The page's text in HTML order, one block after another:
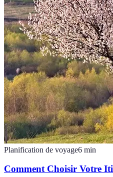
Planification de voyage6 min
Comment Choisir Votre